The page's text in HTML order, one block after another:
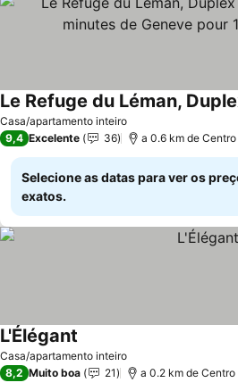
Casa/apartamento inteiro
9,4 Excelente 36 a 0.6 km de
Selecione as datas para ver os
exatos.
Casa/apartamento inteiro
L'Élégant
8,2 Muito boa 21 a 0.2 km de